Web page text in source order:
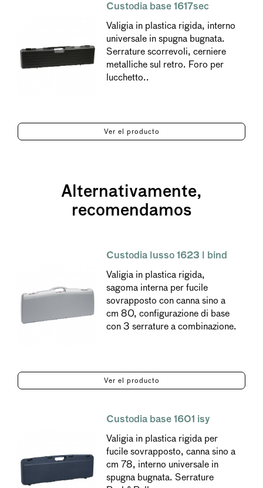
Custodia base 1617sec
Valigia in plastica rigida, interno
universale in spugna bugnata.
Serrature scorrevoli, cerniere
metalliche sul retro. Foro per
lucchetto..
Ver el producto
Alternativamente,
recomendamos
Custodia lusso 1623 l bind
Valigia in plastica rigida,
sagoma interna per fucile
sovrapposto con canna sino a
cm 80, configurazione di base
con 3 serrature a combinazione.
Ver el producto
Custodia base 1601 isy
Valigia in plastica rigida per
fucile sovrapposto, canna sino a
cm 78, interno universale in
spugna bugnata. Serrature